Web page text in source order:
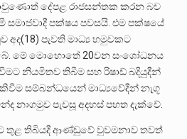
දේපළ රාජසන්තක කරන බව
සමාජවාදී පක්ෂය පවසයි. එම පක්ෂයේ
අද(18) පැවති මාධ්‍ය හමුවකට
මේ මොහොතේ 20වන සංශෝධනය
නියමිතව තිබීම සහ රිෂාඩ් බදියුදීන්
සම්බන්ධයෙන් මාධ්‍යවේදීන් නැගූ
නාගමුව පැවසූ අදහස් පහත දැක්වේ.
තුළ තිබියදී ආණ්ඩුවේ වුවමනාව තවත්